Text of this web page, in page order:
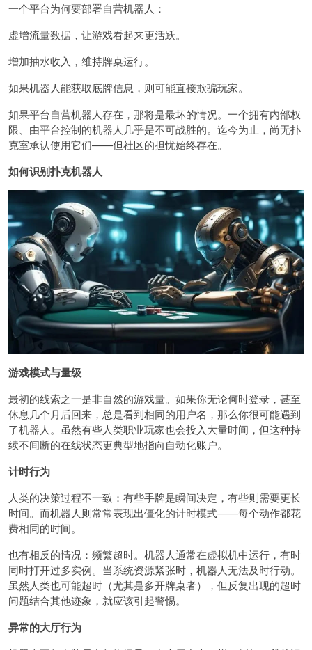
一个平台为何要部署自营机器人：
虚增流量数据，让游戏看起来更活跃。
增加抽水收入，维持牌桌运行。
如果机器人能获取底牌信息，则可能直接欺骗玩家。
如果平台自营机器人存在，那将是最坏的情况。一个拥有内部权
限、由平台控制的机器人几乎是不可战胜的。迄今为止，尚无扑
克室承认使用它们——但社区的担忧始终存在。
如何识别扑克机器人
游戏模式与量级
最初的线索之一是非自然的游戏量。如果你无论何时登录，甚至
休息几个月后回来，总是看到相同的用户名，那么你很可能遇到
了机器人。虽然有些人类职业玩家也会投入大量时间，但这种持
续不间断的在线状态更典型地指向自动化账户。
计时行为
人类的决策过程不一致：有些手牌是瞬间决定，有些则需要更长
时间。而机器人则常常表现出僵化的计时模式——每个动作都花
费相同的时间。
也有相反的情况：频繁超时。机器人通常在虚拟机中运行，有时
同时打开过多实例。当系统资源紧张时，机器人无法及时行动。
虽然人类也可能超时（尤其是多开牌桌者），但反复出现的超时
问题结合其他迹象，就应该引起警惕。
异常的大厅行为